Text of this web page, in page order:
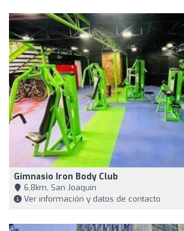
Gimnasio Iron Body Club
6,8km, San Joaquín
Ver información y datos de contacto